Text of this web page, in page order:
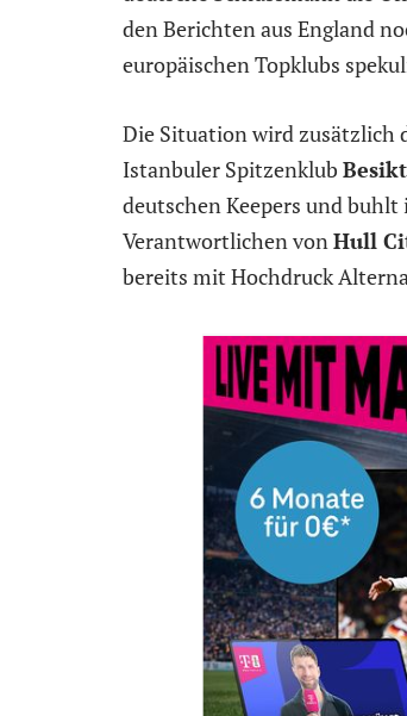
den Berichten aus England
europäischen Topklubs
Die Situation wird zusätzlich
Istanbuler Spitzenklub
deutschen Keepers und
Verantwortlichen von Hull
bereits mit Hochdruck